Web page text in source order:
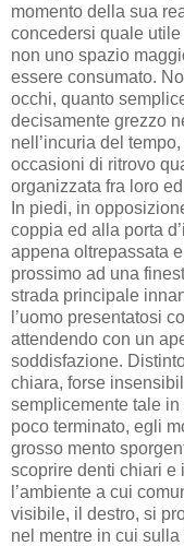
momento della sua
concedersi quale
non uno spazio
essere consumato.
occhi, quanto
decisamente grezzo
nell’incuria del
occasioni di ritrovo
organizzata fra loro
In piedi, in
coppia ed alla porta
appena oltrepassata
prossimo ad una
strada principale
l’uomo presentatosi
attendendo con un
soddisfazione.
chiara, forse
semplicemente tale
poco terminato, egli
grosso mento
scoprire denti chiari e
l’ambiente a cui
visibile, il destro, si
nel mentre in cui